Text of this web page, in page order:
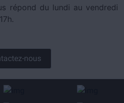
répond du lundi au vendredi
nous